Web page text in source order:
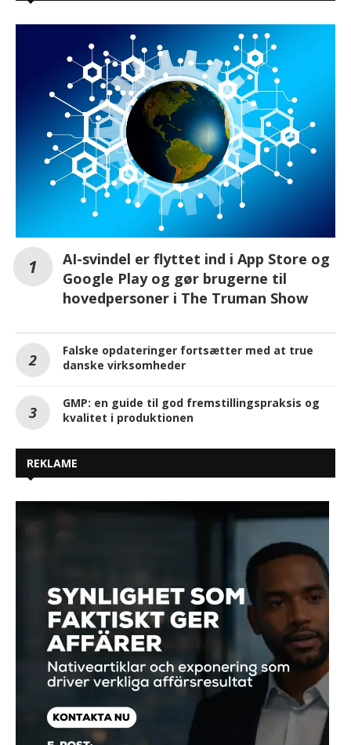
AI-svindel er flyttet ind i App Store og
Google Play og gør brugerne til
hovedpersoner i The Truman Show
Falske opdateringer fortsætter med at true
danske virksomheder
GMP: en guide til god fremstillingspraksis og
kvalitet i produktionen
REKLAME